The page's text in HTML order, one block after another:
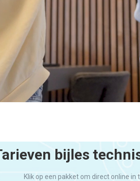
bijles
Klik op een pakket om direct online in